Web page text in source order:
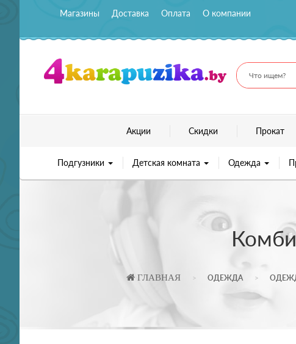
Магазины Доставка Оплата О компании
Что ищем?
Акции Скидки Прокат
Подгузники Детская комната Одежда
ГЛАВНАЯ ОДЕЖДА